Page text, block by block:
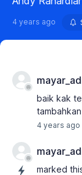
4 years ago
baik kak
4 years ago
marked